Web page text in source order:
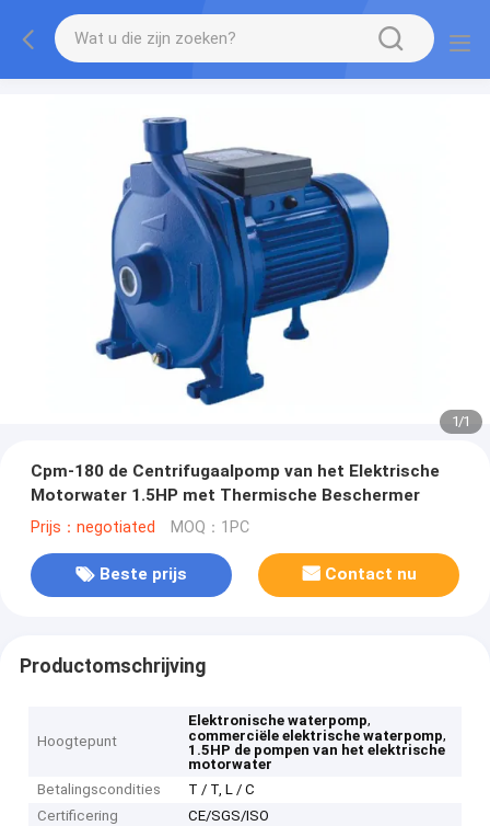
1/1
Cpm-180 de Centrifugaalpomp van het Elektrische
Motorwater 1.5HP met Thermische Beschermer
Prijs：negotiated MOQ：1PC
Beste prijs Contact nu
Productomschrijving
Hoogtepunt
Elektronische waterpomp,
commerciële elektrische waterpomp,
1.5HP de pompen van het elektrische
motorwater
Betalingscondities
T / T, L / C
Certificering
CE/SGS/ISO